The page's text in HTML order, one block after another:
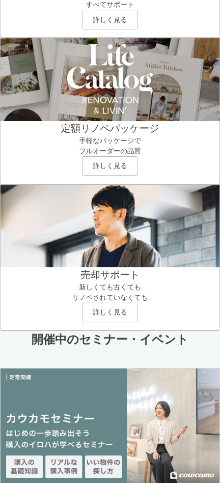
すべてサポート
詳しく見る
定額リノベパッケージ
手軽なパッケージで
フルオーダーの品質
詳しく見る
売却サポート
新しくても古くても
リノベされていなくても
詳しく見る
開催中のセミナー・イベント